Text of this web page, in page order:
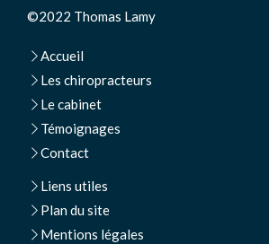
©2022 Thomas Lamy
Accueil
Les chiropracteurs
Le cabinet
Témoignages
Contact
Liens utiles
Plan du site
Mentions légales